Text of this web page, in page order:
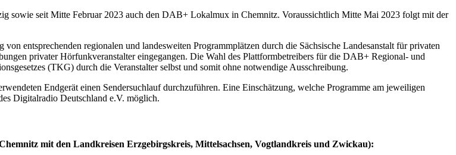
seit Mitte Februar 2023 auch den DAB+ Lokalmux in Chemnitz. Voraussichtlich Mitte Mai 2023 folgt mit der
entsprechenden regionalen und landesweiten Programmplätzen durch die Sächsische Landesanstalt für privaten
privater Hörfunkveranstalter eingegangen. Die Wahl des Plattformbetreibers für die DAB+ Regional- und
(TKG) durch die Veranstalter selbst und somit ohne notwendige Ausschreibung.
Endgerät einen Sendersuchlauf durchzuführen. Eine Einschätzung, welche Programme am jeweiligen
Digitalradio Deutschland e.V. möglich.
mit den Landkreisen Erzgebirgskreis, Mittelsachsen, Vogtlandkreis und Zwickau):